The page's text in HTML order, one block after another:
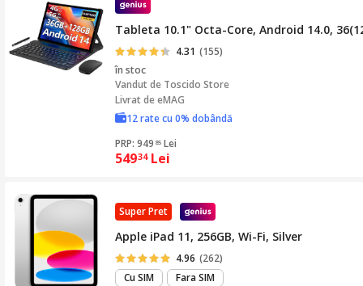
Tableta 10.1" Octa-Core, Android 14.0,
4.31 (155)
în stoc
Vandut de Toscido Store
Livrat de eMAG
12 rate cu 0% dobândă
PRP: 949 85 Lei
54934 Lei
Super Pret
Apple iPad 11, 256GB, Wi-Fi, Silver
4.96 (262)
Cu SIM
Fara SIM